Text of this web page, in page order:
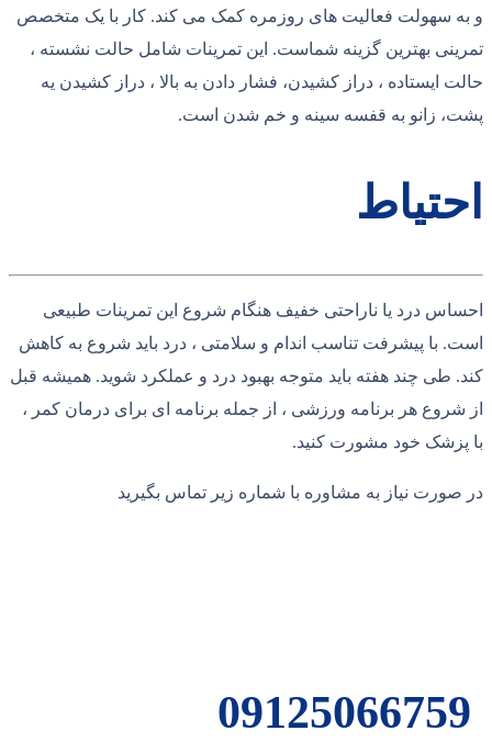
و به سهولت فعالیت های روزمره کمک می کند. کار با یک متخصص
تمرینی بهترین گزینه شماست. این تمرینات شامل حالت نشسته ،
حالت ایستاده ، دراز کشیدن، فشار دادن به بالا ، دراز کشیدن یه
پشت، زانو به قفسه سینه و خم شدن است.
احتیاط
احساس درد یا ناراحتی خفیف هنگام شروع این تمرینات طبیعی
است. با پیشرفت تناسب اندام و سلامتی ، درد باید شروع به کاهش
کند. طی چند هفته باید متوجه بهبود درد و عملکرد شوید. همیشه قبل
از شروع هر برنامه ورزشی ، از جمله برنامه ای برای درمان کمر ،
با پزشک خود مشورت کنید.
در صورت نیاز به مشاوره با شماره زیر تماس بگیرید